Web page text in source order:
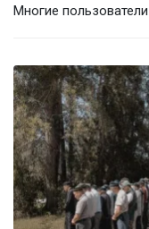
Многие